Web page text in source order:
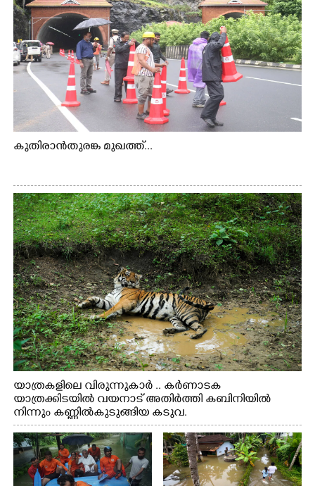
കുതിരാൻതുരങ്ക മുഖത്ത്...
യാത്രകളിലെ വിരുന്നുകാർ .. കർണാടക
യാത്രക്കിടയിൽ വയനാട് അതിർത്തി കബിനിയിൽ
നിന്നും കണ്ണിൽകുടുങ്ങിയ കടുവ.